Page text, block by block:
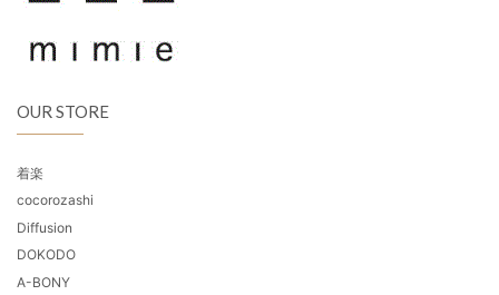
OUR STORE
着楽
cocorozashi
Diffusion
DOKODO
A-BONY